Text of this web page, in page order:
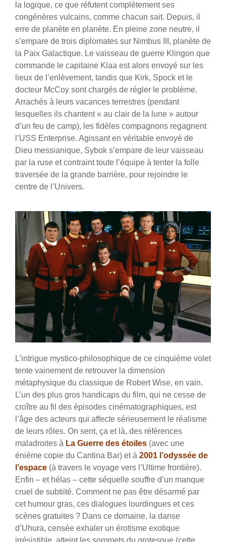
la logique, ce que réfutent complètement ses
congénères vulcains, comme chacun sait. Depuis, il
erre de planète en planète. En pleine zone neutre, il
s’empare de trois diplomates sur Nimbus III, planète de
la Paix Galactique. Le vaisseau de guerre Klingon que
commande le capitaine Klaa est alors envoyé sur les
lieux de l’enlèvement, tandis que Kirk, Spock et le
docteur McCoy sont chargés de régler le problème.
Arrachés à leurs vacances terrestres (pendant
lesquelles ils chantent « au clair de la lune » autour
d’un feu de camp), les fidèles compagnons regagnent
l’USS Enterprise. Agissant en véritable envoyé de
Dieu messianique, Sybok s’empare de leur vaisseau
par la ruse et contraint toute l’équipe à tenter la folle
traversée de la grande barrière, pour rejoindre le
centre de l’Univers.
L’intrigue mystico-philosophique de ce cinquième volet
tente vainement de retrouver la dimension
métaphysique du classique de Robert Wise, en vain.
L’un des plus gros handicaps du film, qui ne cesse de
croître au fil des épisodes cinématographiques, est
l’âge des acteurs qui affecte sérieusement le réalisme
de leurs rôles. On sent, ça et là, des références
maladroites à La Guerre des étoiles (avec une
énième copie du Cantina Bar) et à 2001 l’odyssée de
l’espace (à travers le voyage vers l’Ultime frontière).
Enfin – et hélas – cette séquelle souffre d’un manque
cruel de subtiité. Comment ne pas être désarmé par
cet humour gras, ces dialogues lourdingues et ces
scènes gratuites ? Dans ce domaine, la danse
d’Uhura, censée exhaler un érotisme exotique